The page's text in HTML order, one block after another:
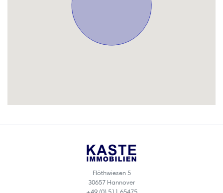
Flöthwiesen 5
30657 Hannover